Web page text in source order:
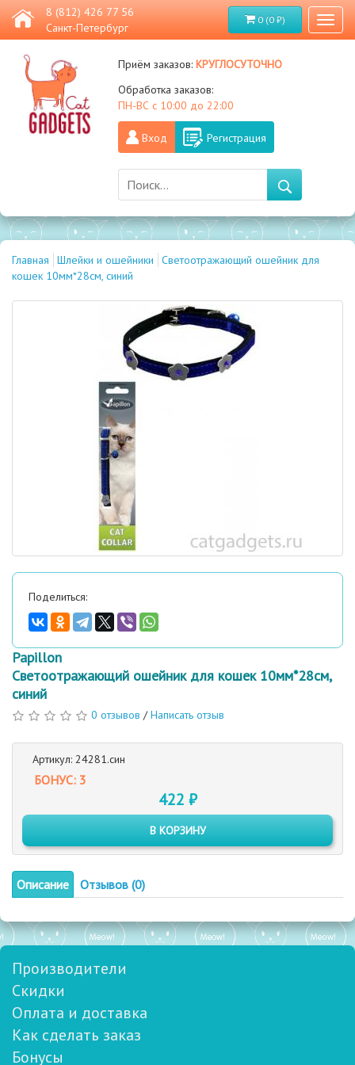
8 (812) 426 77 56
Санкт-Петербург
0 (0 ₽)
Приём заказов:круглосуточно
Обработка заказов:
ПН-ВС с 10:00 до 22:00
Вход Регистрация
Главная Шлейки и ошейники
Светоотражающий ошейник для
кошек 10мм*28см, синий
Поделиться:
Papillon
Светоотражающий ошейник для кошек 10мм*28см,
синий
0 отзывов /Написать отзыв
Артикул: 24281.син
БОНУС: 3
422 ₽
В КОРЗИНУ
Описание Отзывов (0)
Производители
Скидки
Оплата и доставка
Как сделать заказ
Бонусы